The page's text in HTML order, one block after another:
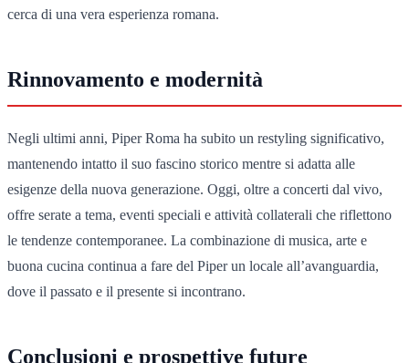
cerca di una vera esperienza romana.
Rinnovamento e modernità
Negli ultimi anni, Piper Roma ha subito un restyling significativo,
mantenendo intatto il suo fascino storico mentre si adatta alle
esigenze della nuova generazione. Oggi, oltre a concerti dal vivo,
offre serate a tema, eventi speciali e attività collaterali che riflettono
le tendenze contemporanee. La combinazione di musica, arte e
buona cucina continua a fare del Piper un locale all’avanguardia,
dove il passato e il presente si incontrano.
Conclusioni e prospettive future